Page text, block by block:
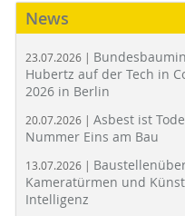
News
23.07.2026 |
Hubertz auf der Tech in
2026 in Berlin
20.07.2026 | Asbest ist
Nummer Eins am Bau
13.07.2026 |
Kameratürmen und
Intelligenz